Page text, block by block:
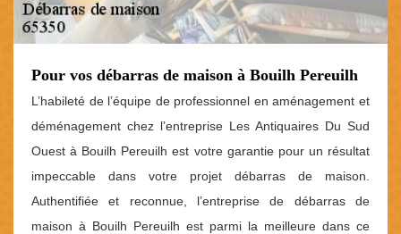
Pour vos débarras de maison à Bouilh Pereuilh
L’habileté de l’équipe de professionnel en aménagement et
déménagement chez l’entreprise Les Antiquaires Du Sud
Ouest à Bouilh Pereuilh est votre garantie pour un résultat
impeccable dans votre projet débarras de maison.
Authentifiée et reconnue, l’entreprise de débarras de
maison à Bouilh Pereuilh est parmi la meilleure dans ce